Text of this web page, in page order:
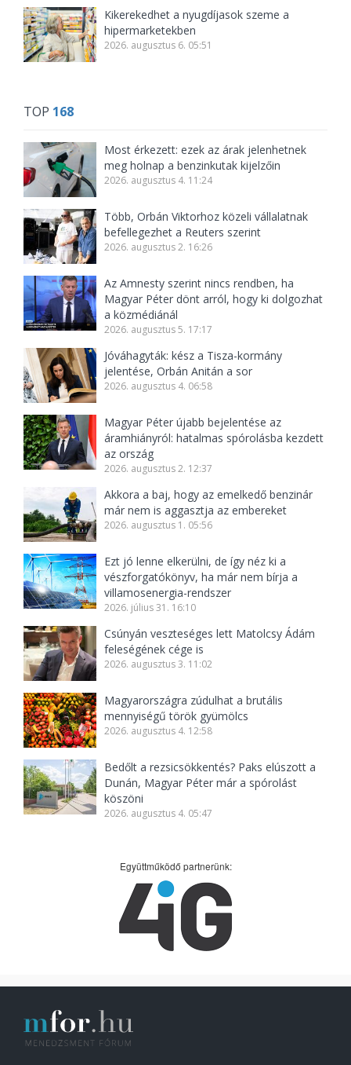
Kikerekedhet a nyugdíjasok szeme a
hipermarketekben
2026. augusztus 6. 05:51
TOP 168
Most érkezett: ezek az árak jelenhetnek
meg holnap a benzinkutak kijelzőin
2026. augusztus 4. 11:24
Több, Orbán Viktorhoz közeli vállalatnak
befellegezhet a Reuters szerint
2026. augusztus 2. 16:26
Az Amnesty szerint nincs rendben, ha
Magyar Péter dönt arról, hogy ki dolgozhat
a közmédiánál
2026. augusztus 5. 17:17
Jóváhagyták: kész a Tisza-kormány
jelentése, Orbán Anitán a sor
2026. augusztus 4. 06:58
Magyar Péter újabb bejelentése az
áramhiányról: hatalmas spórolásba kezdett
az ország
2026. augusztus 2. 12:37
Akkora a baj, hogy az emelkedő benzinár
már nem is aggasztja az embereket
2026. augusztus 1. 05:56
Ezt jó lenne elkerülni, de így néz ki a
vészforgatókönyv, ha már nem bírja a
villamosenergia-rendszer
2026. július 31. 16:10
Csúnyán veszteséges lett Matolcsy Ádám
feleségének cége is
2026. augusztus 3. 11:02
Magyarországra zúdulhat a brutális
mennyiségű török gyümölcs
2026. augusztus 4. 12:58
Bedőlt a rezsicsökkentés? Paks elúszott a
Dunán, Magyar Péter már a spórolást
köszöni
2026. augusztus 4. 05:47
Együttműködő partnerünk: